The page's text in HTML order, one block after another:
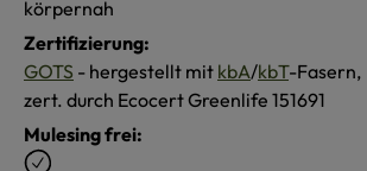
körpernah
Zertifizierung:
GOTS - hergestellt mit kbA/kbT-Fasern,
zert. durch Ecocert Greenlife 151691
Mulesing frei: